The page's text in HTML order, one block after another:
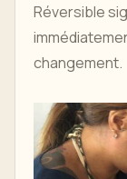
Réversible
changement.